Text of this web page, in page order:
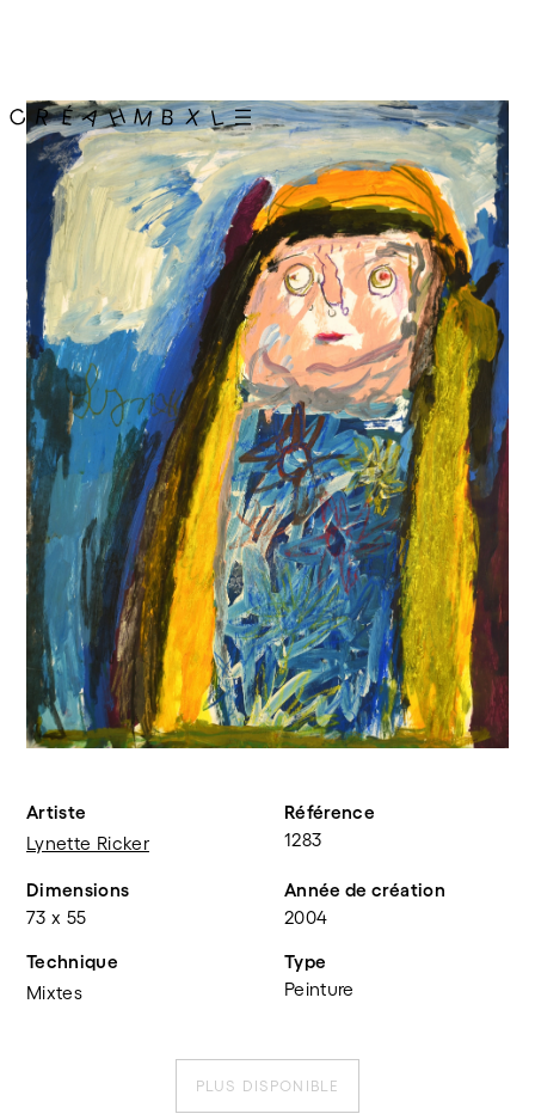
Artiste
Lynette Ricker
Référence
1283
Dimensions
73 x 55
Année de création
2004
Technique
Mixtes
Type
Peinture
PLUS DISPONIBLE